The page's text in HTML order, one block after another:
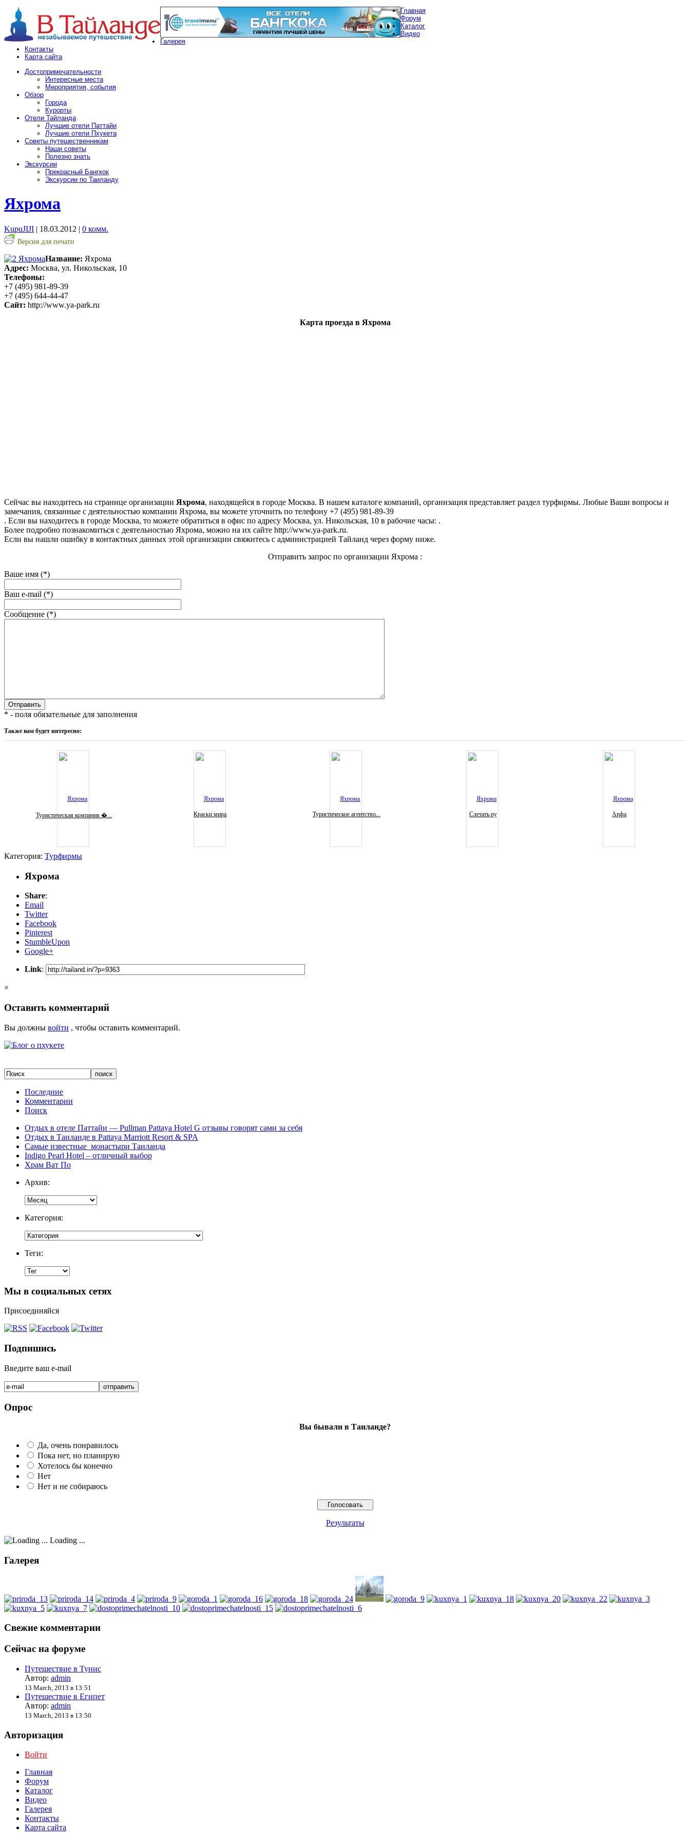
Главная
Форум
Каталог
Видео
Галерея
Контакты
Карта сайта
Достопримечательности
Интересные места
Мероприятия, события
Обзор
Города
Курорты
Отели Тайланда
Лучшие отели Паттайи
Лучшие отели Пхукета
Советы путешественникам
Наши советы
Полезно знать
Экскурсии
Прекрасный Бангкок
Экскурсии по Таиланду
Яхрома
KupuJIJI | 18.03.2012 | 0 комм.
Версия для печати
Название: Яхрома
Адрес: Москва, ул. Никольская, 10
Телефоны:
+7 (495) 981-89-39
+7 (495) 644-44-47
Сайт: http://www.ya-park.ru
Карта проезда в Яхрома
Сейчас вы находитесь на странице организации Яхрома, находящейся в городе Москва. В нашем каталоге компаний, организация представляет раздел турфирмы. Любые Ваши вопросы и
замечания, связанные с деятельностью компании Яхрома, вы можете уточнить по телефону +7 (495) 981-89-39
. Если вы находитесь в городе Москва, то можете обратиться в офис по адресу Москва, ул. Никольская, 10 в рабочие часы: .
Более подробно познакомиться с деятельностью Яхрома, можно на их сайте http://www.ya-park.ru.
Если вы нашли ошибку в контактных данных этой организации свяжитесь с администрацией Тайланд через форму ниже.
Отправить запрос по организации Яхрома :
Ваше имя (*)
Ваш e-mail (*)
Сообщение (*)
* - поля обязательные для заполнения
Также вам будет интересно:
Туристическая компания �... Краски мира Туристическое агентство... Слетать.ру Арфа
Категория: Турфирмы
Яхрома
Share:
Email
Twitter
Facebook
Pinterest
StumbleUpon
Google+
Link:
×
Оставить комментарий
Вы должны войти , чтобы оставить комментарий.
Последние
Комментарии
Поиск
Отдых в отеле Паттайи — Pullman Pattaya Hotel G отзывы говорят сами за себя
Отдых в Таиланде в Pattaya Marriott Resort & SPA
Самые известные монастыри Таиланда
Indigo Pearl Hotel – отличный выбор
Храм Ват По
Архив:
Категория:
Теги:
Мы в социальных сетях
Присоединяйся
Подпишись
Введите ваш e-mail
Опрос
Вы бывали в Таиланде?
Да, очень понравилось
Пока нет, но планирую
Хотелось бы конечно
Нет
Нет и не собираюсь
Результаты
Loading ...
Галерея
Свежие комментарии
Сейчас на форуме
Путешествие в Тунис
Автор: admin
13 March, 2013 в 13:51
Путешествие в Египет
Автор: admin
13 March, 2013 в 13:50
Авторизация
Войти
Главная
Форум
Каталог
Видео
Галерея
Контакты
Карта сайта